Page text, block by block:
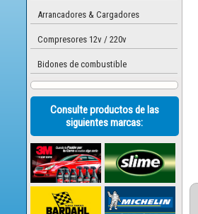
Arrancadores & Cargadores
Compresores 12v / 220v
Bidones de combustible
Consulte productos de las
siguientes marcas: